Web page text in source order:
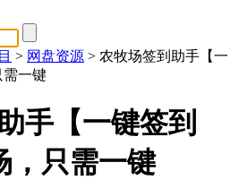
> 网盘资源 > 农牧场签到助手【一
需一键
手【一键签到
，只需一键